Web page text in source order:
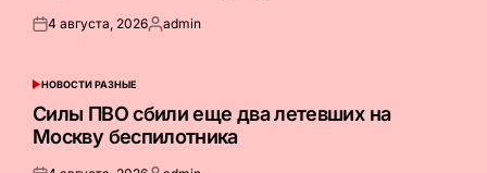
Опубликовано
4 августа, 2026Запись
admin
ОПУБЛИКОВАНО
НОВОСТИ РАЗНЫЕ
Силы ПВО сбили еще два летевших на
Москву беспилотника